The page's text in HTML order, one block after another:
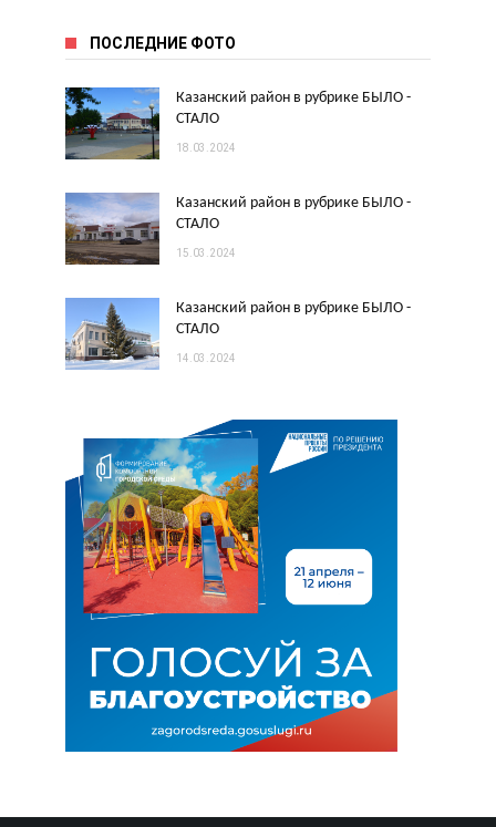
ПОСЛЕДНИЕ ФОТО
Казанский район в рубрике БЫЛО -
СТАЛО
18.03.2024
Казанский район в рубрике БЫЛО -
СТАЛО
15.03.2024
Казанский район в рубрике БЫЛО -
СТАЛО
14.03.2024